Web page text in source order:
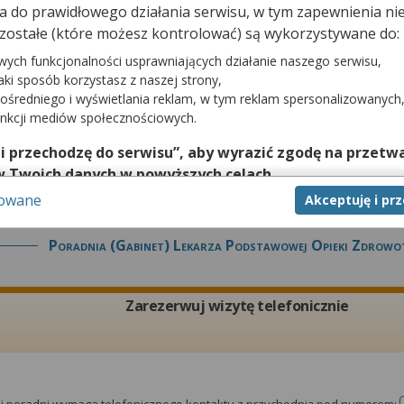
Zarezerwuj wizytę telefonicznie
poradni wymaga telefonicznego kontaktu z przychodnią pod numerem:
Poradnia (gabinet) Lekarza Podstawowej Opieki
Zarezerwuj wizytę telefonicznie
do prawidłowego działania serwisu, w tym zapewnienia
(które możesz kontrolować) są wykorzystywane do:
funkcjonalności usprawniających działanie naszego serwisu,
sposób korzystasz z naszej strony,
i wyświetlania reklam, w tym reklam spersonalizowanych,
mediów społecznościowych.
przechodzę do serwisu”, aby wyrazić zgodę na
danych w powyższych celach.
zgody jest dobrowolne, a wyrażoną zgodę możesz w
na przetwarzanie Twoich danych tylko w niektórych
lub chcesz przeprowadzić konfigurację szczegółową, to
temat wykorzystywania narzędzi zewnętrznych w naszym
Akceptuję i